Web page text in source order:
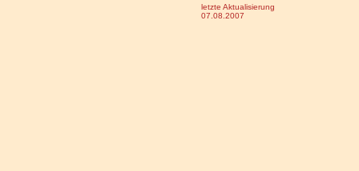
letzte Aktualisierung
07.08.2007